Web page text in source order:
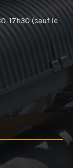
17h30 (sauf le